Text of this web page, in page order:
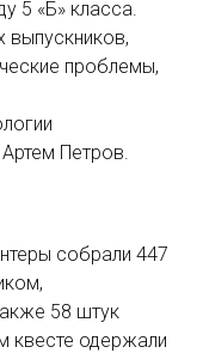
5 «Б» класса.
выпускников,
проблемы,
Петров.
собрали 447
58 штук
квесте одержали